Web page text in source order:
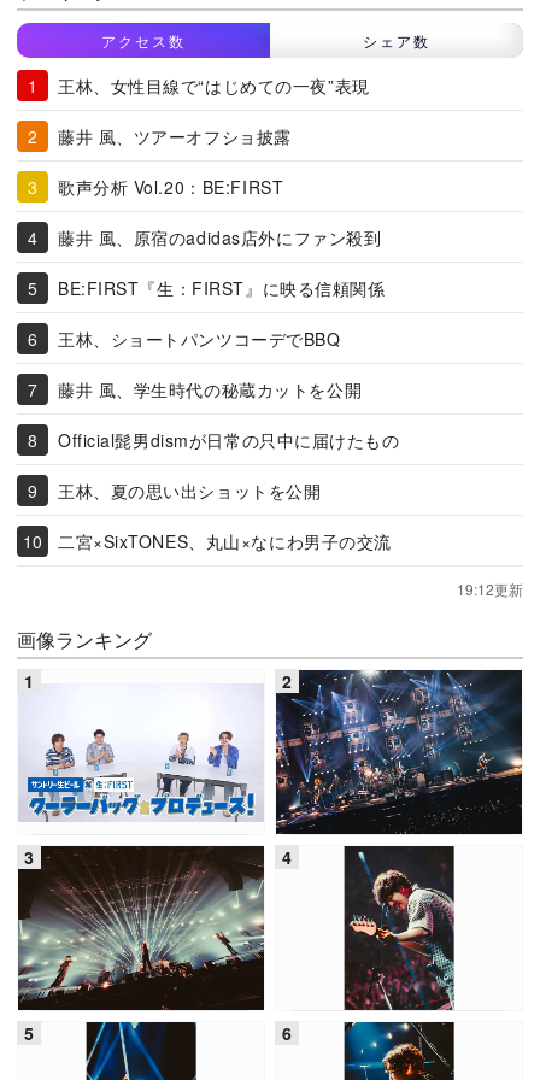
アクセス数 シェア数
王林、女性目線で“はじめての一夜”表現
藤井 風、ツアーオフショ披露
歌声分析 Vol.20：BE:FIRST
藤井 風、原宿のadidas店外にファン殺到
BE:FIRST『生：FIRST』に映る信頼関係
王林、ショートパンツコーデでBBQ
藤井 風、学生時代の秘蔵カットを公開
Official髭男dismが日常の只中に届けたもの
王林、夏の思い出ショットを公開
二宮×SixTONES、丸山×なにわ男子の交流
19:12更新
画像ランキング